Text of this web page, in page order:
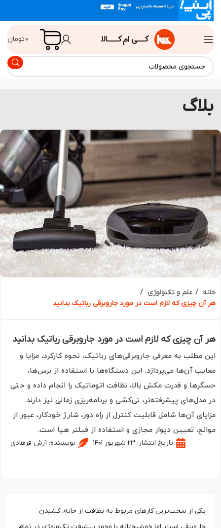
تومان
علم و تکنولوژی
چیزی که لازم است در مورد جاروبرقی رباتیک بدانید
چیزی که لازم است در مورد جاروبرقی رباتیک بدانید
مطلب به معرفی جاروبرقی‌های رباتیک، نحوه کارکرد، مزایا و
آن‌ها می‌پردازد. این دستگاه‌ها با استفاده از برس‌ها،
و قدرت مکش بالا، نظافت اتوماتیک را انجام داده و حتی
پیشرفته‌تر، تی‌کشی و برنامه‌ریزی زمانی نیز دارند.
آن‌ها شامل قابلیت کنترل از راه دور، شارژ خودکار، عبور از
تعیین دیوار مجازی و استفاده از فیلتر هپا است.
تاریخ انتشار: ۲۳ شهریور ۱۴۰۱ نویسنده:آرش فرهادی
یکی از سخت‌ترین کارهای مربوط به نظافت از خانه، کشیدن